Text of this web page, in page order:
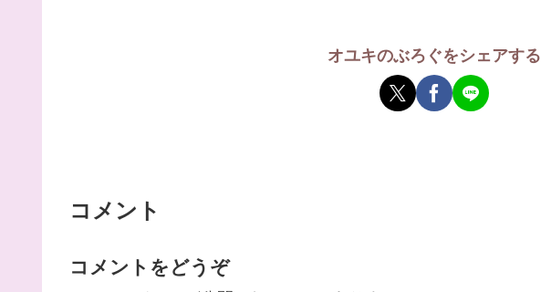
オユキのぶろぐをシェアする
コメント
コメントをどうぞ